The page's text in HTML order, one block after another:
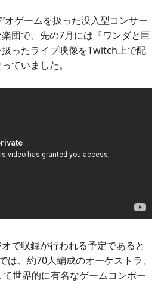
ゲームを扱った没入型コンサー
団で、先の7月には『ワンダと巨
ったライブ映像をTwitch上で配
ていました。
で収録が行われる予定であると
、約70人編成のオーケストラ、
世界的に有名なゲームコンポー